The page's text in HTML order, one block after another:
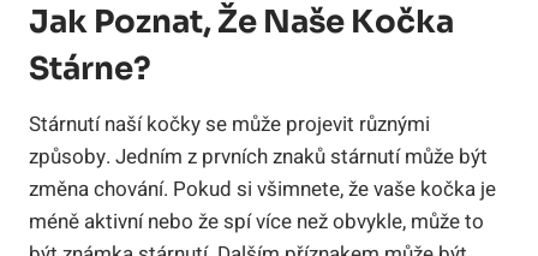
Jak Poznat, Že Naše Kočka
Stárne?
Stárnutí naší kočky se může projevit různými
způsoby. Jedním z prvních znaků stárnutí může být
změna chování. Pokud si všimnete, že vaše kočka je
méně aktivní nebo že spí více než obvykle, může to